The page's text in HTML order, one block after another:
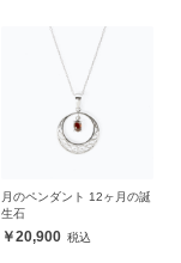
月のペンダント 12ヶ月の誕
生石
20,900